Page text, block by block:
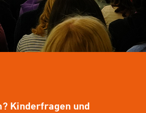
Kinderfragen und